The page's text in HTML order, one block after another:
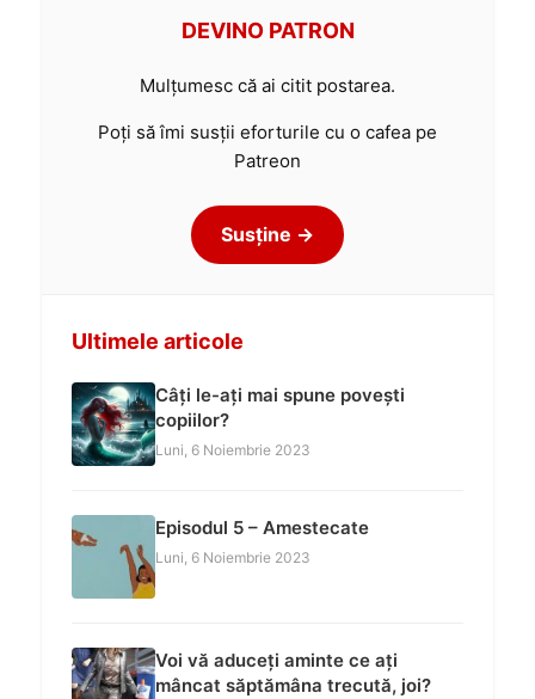
DEVINO PATRON
Mulțumesc că ai citit postarea.
Poți să îmi susții eforturile cu o cafea pe
Patreon
Susține →
Ultimele articole
Câți le-ați mai spune povești
copiilor?
Luni, 6 Noiembrie 2023
Episodul 5 – Amestecate
Luni, 6 Noiembrie 2023
Voi vă aduceți aminte ce ați
mâncat săptămâna trecută, joi?